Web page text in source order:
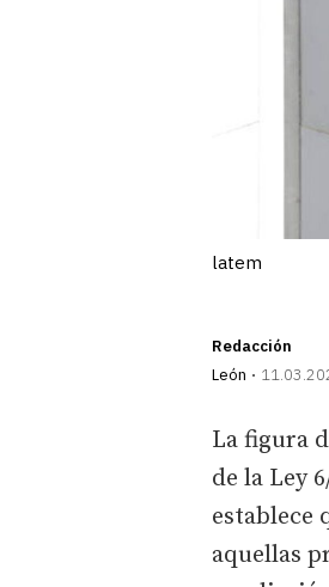
latem
Redacción
León
La figura
de la Ley
establece
aquellas